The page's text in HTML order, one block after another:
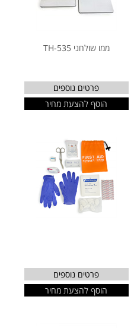
ממו שולחני TH-535
פרטים נוספים
הוסף להצעת מחיר
פרטים נוספים
הוסף להצעת מחיר